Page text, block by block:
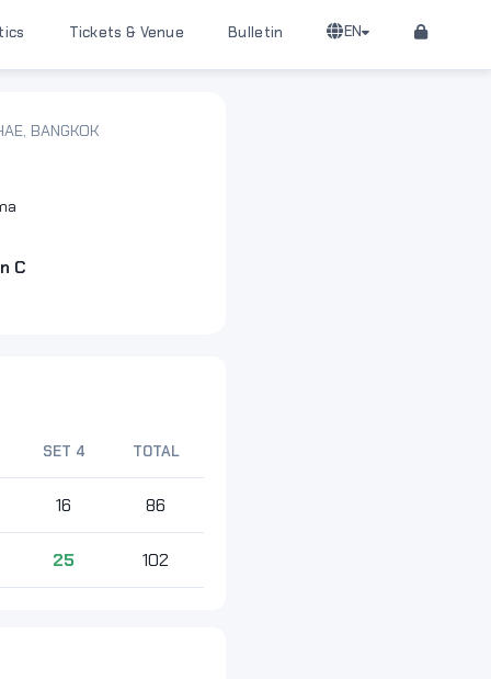
Tickets & Venue Bulletin EN
BANGKOK
C
SET 4 TOTAL
16 86
25 102